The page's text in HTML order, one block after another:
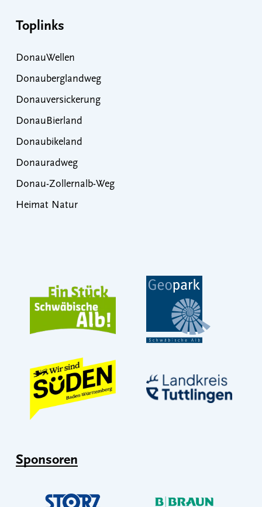
Toplinks
DonauWellen
Donauberglandweg
Donauversickerung
DonauBierland
Donaubikeland
Donauradweg
Donau-Zollernalb-Weg
Heimat Natur
Sponsoren